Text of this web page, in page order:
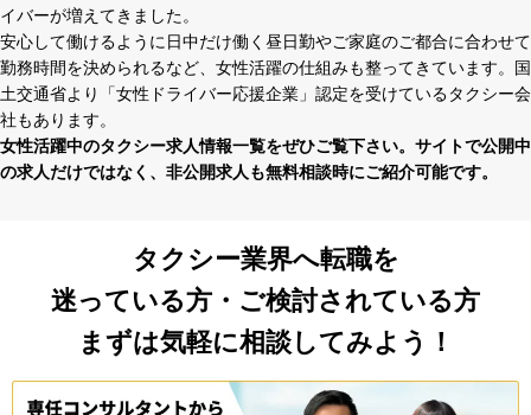
イバーが増えてきました。
安⼼して働けるように⽇中だけ働く昼⽇勤やご家庭のご都合に合わせて
勤務時間を決められるなど、⼥性活躍の仕組みも整ってきています。国
⼟交通省より「⼥性ドライバー応援企業」認定を受けているタクシー会
社もあります。
⼥性活躍中のタクシー求⼈情報⼀覧をぜひご覧下さい。サイトで公開中
の求⼈だけではなく、⾮公開求⼈も無料相談時にご紹介可能です。
タクシー業界へ転職を
迷っている方・ご検討されている方
まずは気軽に相談してみよう！